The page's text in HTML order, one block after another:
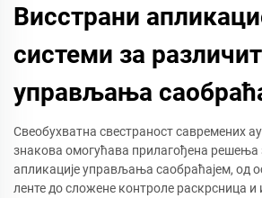
Висстрани
системи за
управљања
Свеобухватна свестраност савремених
знакова омогућава прилагођена решења
апликације управљања саобраћајем, од
ленте до сложене контроле раскрсница и